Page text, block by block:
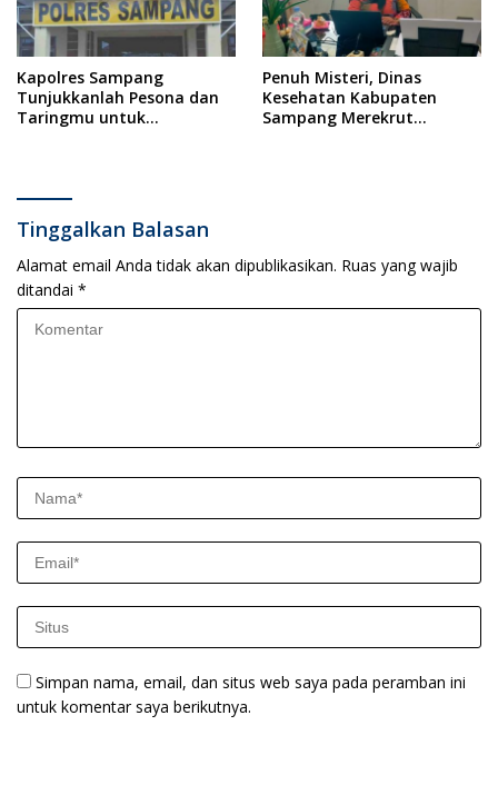
Kapolres Sampang
Tunjukkanlah Pesona dan
Taringmu untuk
Penuh Misteri, Dinas
Kesehatan Kabupaten
Sampang Merekrut
Tinggalkan Balasan
Alamat email Anda tidak akan dipublikasikan. Ruas yang wajib
ditandai *
Simpan nama, email, dan situs web saya pada peramban ini
untuk komentar saya berikutnya.